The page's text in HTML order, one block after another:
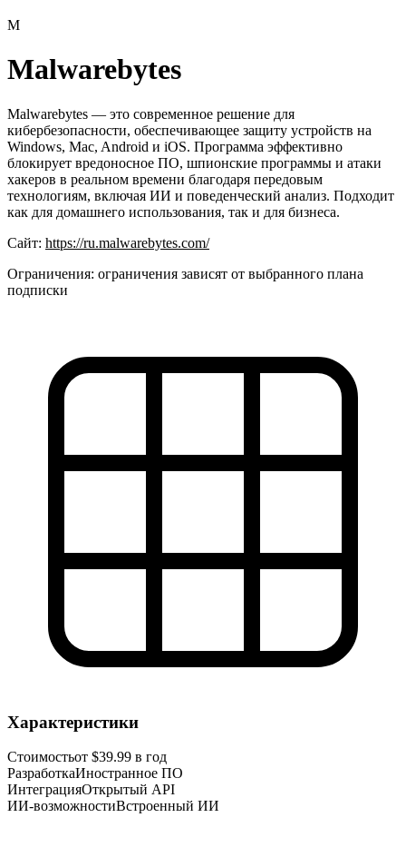
M
Malwarebytes
Malwarebytes — это современное решение для
кибербезопасности, обеспечивающее защиту устройств на
Windows, Mac, Android и iOS. Программа эффективно
блокирует вредоносное ПО, шпионские программы и атаки
хакеров в реальном времени благодаря передовым
технологиям, включая ИИ и поведенческий анализ. Подходит
как для домашнего использования, так и для бизнеса.
Сайт: https://ru.malwarebytes.com/
Ограничения: ограничения зависят от выбранного плана
подписки
Характеристики
Стоимостьот $39.99 в год
РазработкаИностранное ПО
ИнтеграцияОткрытый API
ИИ-возможностиВстроенный ИИ